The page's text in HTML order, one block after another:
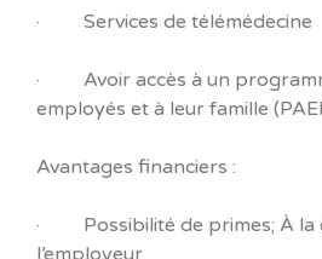
· Services de télémédecine
· Avoir accès à un
employés et à leur famille
Avantages financiers :
· Possibilité de primes; À la
l’employeur